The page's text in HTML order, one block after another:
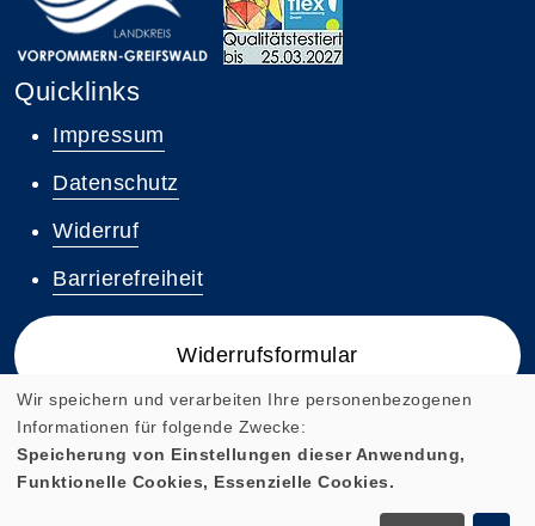
Quicklinks
Impressum
Datenschutz
Widerruf
Barrierefreiheit
Widerrufsformular
Cookie Einstellungen
Wir speichern und verarbeiten Ihre personenbezogenen
Informationen für folgende Zwecke:
Speicherung von Einstellungen dieser Anwendung,
Funktionelle Cookies, Essenzielle Cookies.